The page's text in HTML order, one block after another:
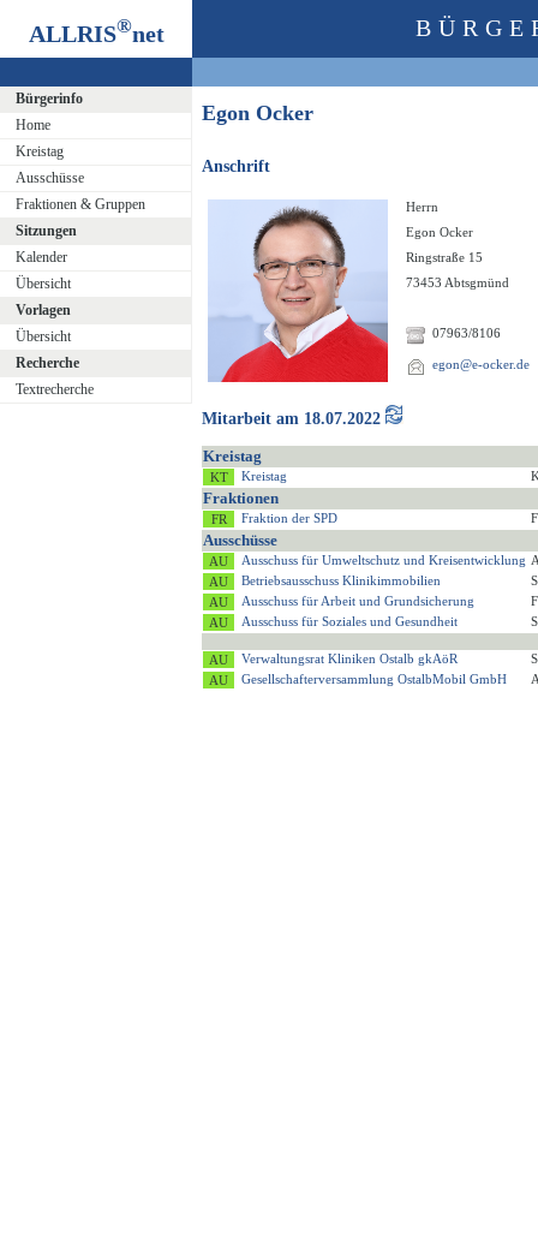
ALLRIS®net
Bürgerinfo
Home
Kreistag
Ausschüsse
Fraktionen & Gruppen
Sitzungen
Kalender
Übersicht
Vorlagen
Übersicht
Recherche
Textrecherche
Egon Ocker
Anschrift
Herrn
Egon Ocker
Ringstraße 15
73453 Abtsgmünd
07963/8106
egon@e-ocker.de
Mitarbeit am 18.07.2022
Kreistag
Kreistag
Fraktionen
Fraktion der SPD
Ausschüsse
Ausschuss für Umweltschutz und Kreisentwicklung
Betriebsausschuss Klinikimmobilien
Ausschuss für Arbeit und Grundsicherung
Ausschuss für Soziales und Gesundheit
Verwaltungsrat Kliniken Ostalb gkAöR
Gesellschafterversammlung OstalbMobil GmbH